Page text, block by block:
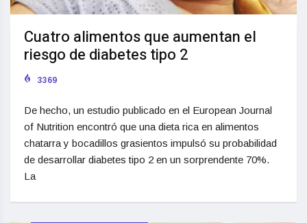
Cuatro alimentos que aumentan el
riesgo de diabetes tipo 2
3369
De hecho, un estudio publicado en el European Journal
of Nutrition encontró que una dieta rica en alimentos
chatarra y bocadillos grasientos impulsó su probabilidad
de desarrollar diabetes tipo 2 en un sorprendente 70%.
La